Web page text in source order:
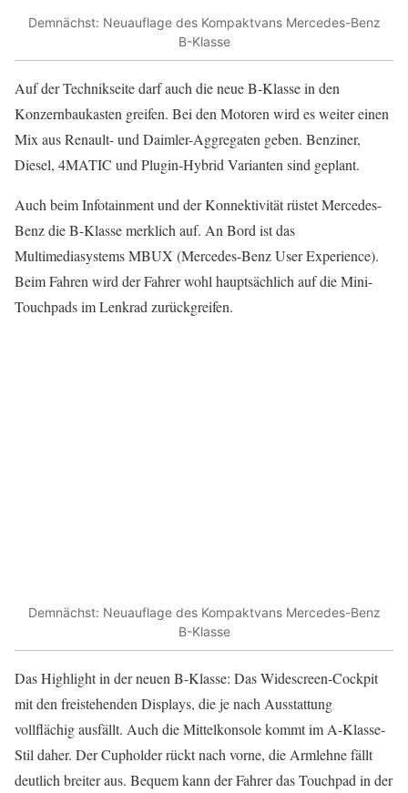
Demnächst: Neuauflage des Kompaktvans Mercedes-Benz
B-Klasse
Auf der Technikseite darf auch die neue B-Klasse in den
Konzernbaukasten greifen. Bei den Motoren wird es weiter einen
Mix aus Renault- und Daimler-Aggregaten geben. Benziner,
Diesel, 4MATIC und Plugin-Hybrid Varianten sind geplant.
Auch beim Infotainment und der Konnektivität rüstet Mercedes-
Benz die B-Klasse merklich auf. An Bord ist das
Multimediasystems MBUX (Mercedes-Benz User Experience).
Beim Fahren wird der Fahrer wohl hauptsächlich auf die Mini-
Touchpads im Lenkrad zurückgreifen.
Demnächst: Neuauflage des Kompaktvans Mercedes-Benz
B-Klasse
Das Highlight in der neuen B-Klasse: Das Widescreen-Cockpit
mit den freistehenden Displays, die je nach Ausstattung
vollflächig ausfällt. Auch die Mittelkonsole kommt im A-Klasse-
Stil daher. Der Cupholder rückt nach vorne, die Armlehne fällt
deutlich breiter aus. Bequem kann der Fahrer das Touchpad in der